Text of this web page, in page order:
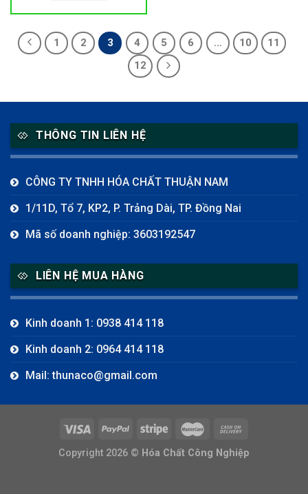
1 2 3 4 5 6 … 10
11
12
THÔNG TIN LIÊN HỆ
CÔNG TY TNHH HÓA CHẤT THUẬN NAM
1/11D, Tổ 7, KP2, P. Trảng Dài, TP. Đồng Nai
Mã số doanh nghiệp: 3603192547
LIÊN HỆ MUA HÀNG
Kinh doanh 1: 0938 414 118
Kinh doanh 2: 0964 414 118
Mail: thunaco@gmail.com
Copyright 2026 © Hóa Chất Công Nghiệp